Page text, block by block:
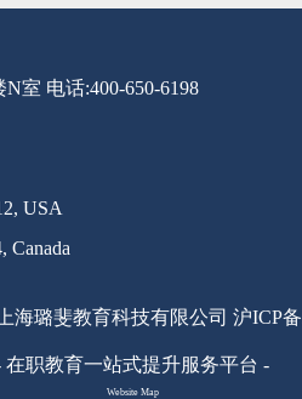
N室 电话:400-650-6198
USA
Canada
海璐斐教育科技有限公司 沪ICP
在职教育一站式提升服务平台 -
Website Map